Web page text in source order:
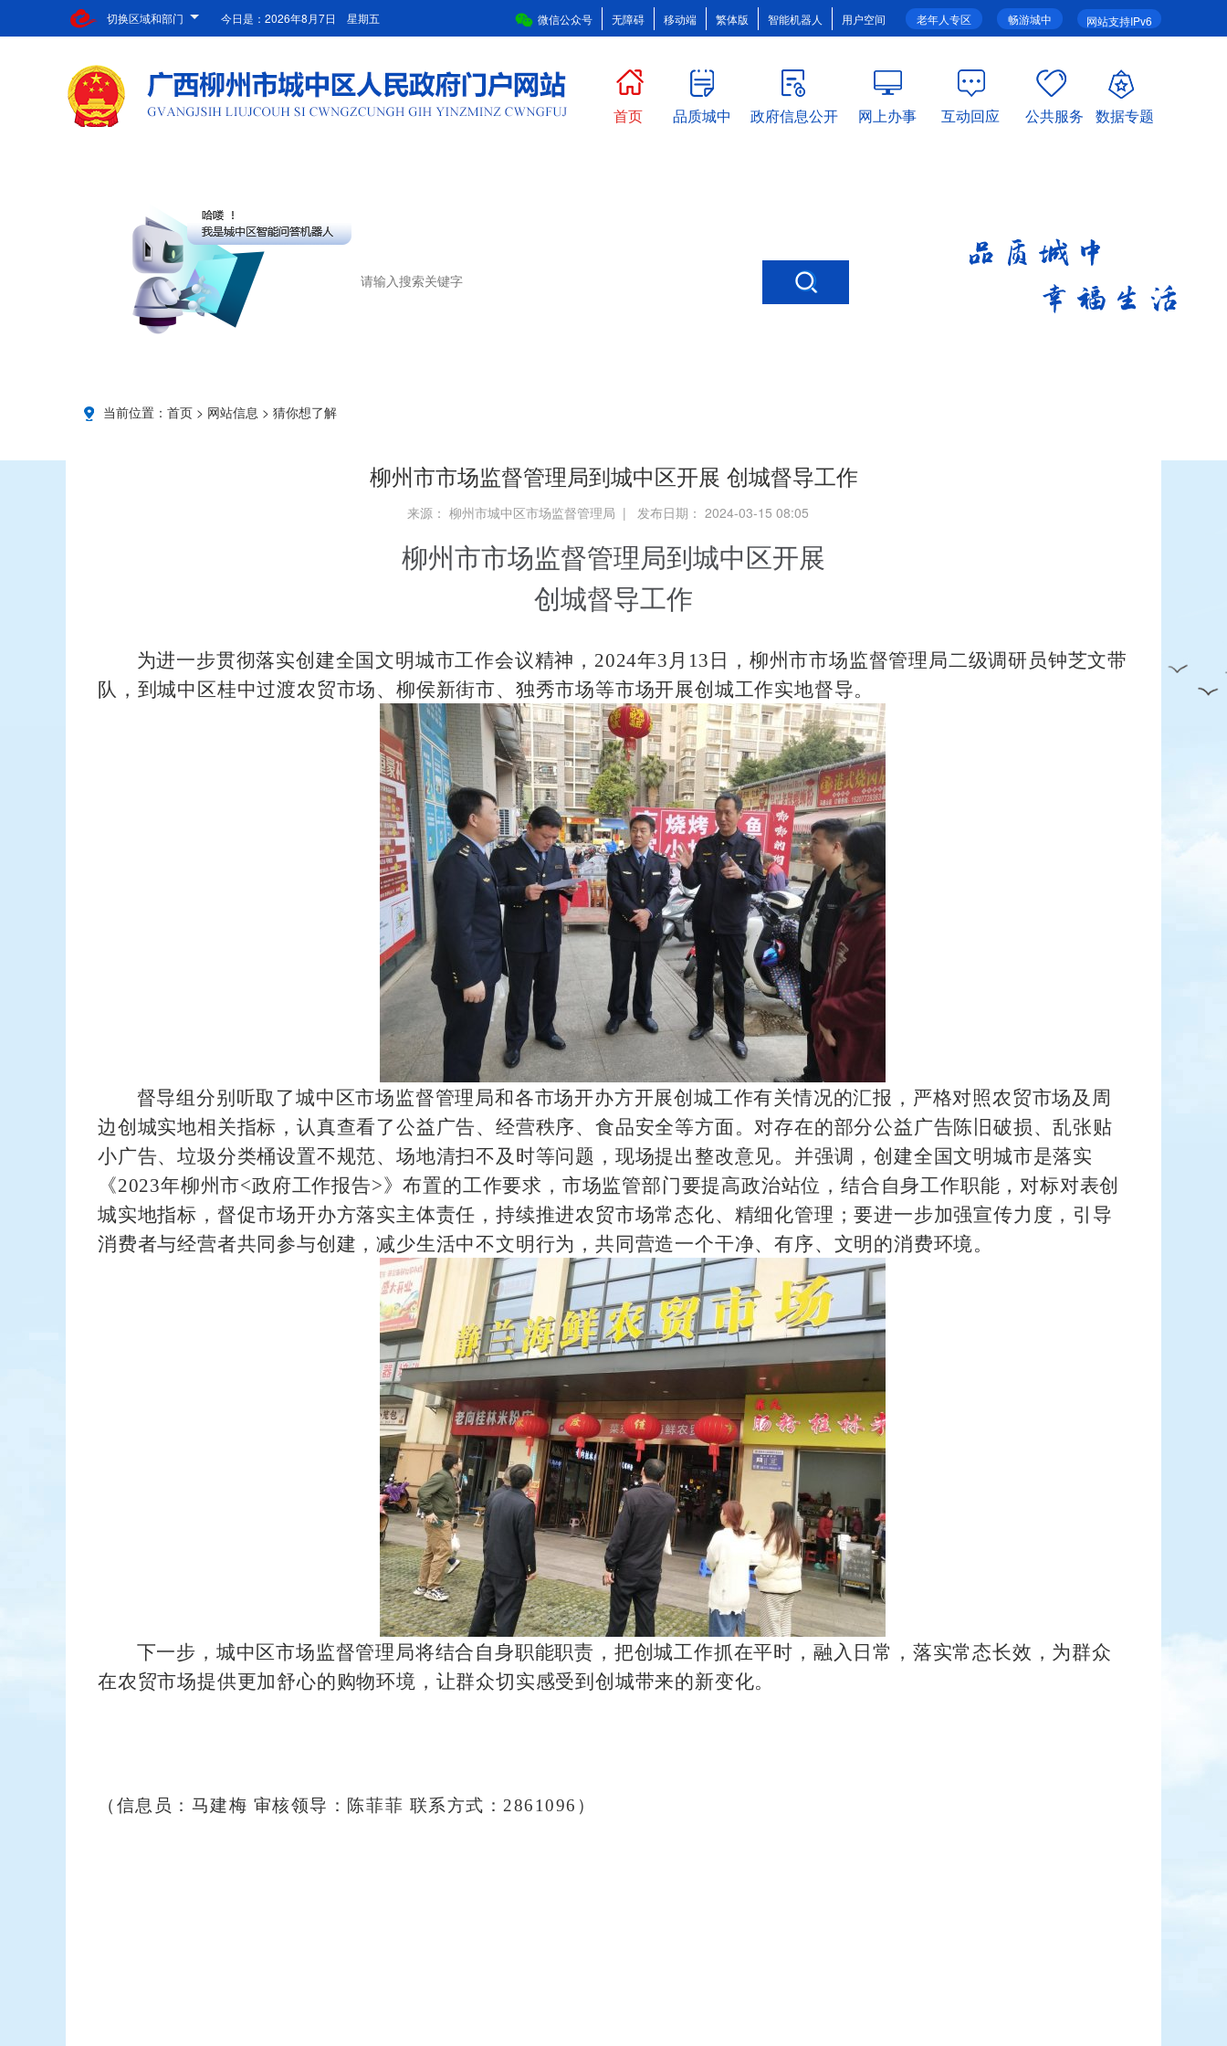
切换区域和部门 网站支持IPv6
畅游城中
老年人专区
微信公众号 无障碍 移动端 繁体版 智能机器人 用户空间
今日是： 2026年8月7日 星期五
首页 品质城中 政府信息公开 网上办事 互动回应 公共服务 数据专题
当前位置： 首页 > 网站信息 > 猜你想了解
柳州市市场监督管理局到城中区开展 创城督导工作
来源： 柳州市城中区市场监督管理局 | 发布日期： 2024-03-15 08:05
柳州市市场监督管理局到城中区开展
创城督导工作
为进一步贯彻落实创建全国文明城市工作会议精神，2024年3月13日，柳州市市场监督管理局二级调研员钟芝文带
队，到城中区桂中过渡农贸市场、柳侯新街市、独秀市场等市场开展创城工作实地督导。
督导组分别听取了城中区市场监督管理局和各市场开办方开展创城工作有关情况的汇报，严格对照农贸市场及周
边创城实地相关指标，认真查看了公益广告、经营秩序、食品安全等方面。对存在的部分公益广告陈旧破损、乱张贴
小广告、垃圾分类桶设置不规范、场地清扫不及时等问题，现场提出整改意见。并强调，创建全国文明城市是落实
《2023年柳州市<政府工作报告>》布置的工作要求，市场监管部门要提高政治站位，结合自身工作职能，对标对表创
城实地指标，督促市场开办方落实主体责任，持续推进农贸市场常态化、精细化管理；要进一步加强宣传力度，引导
消费者与经营者共同参与创建，减少生活中不文明行为，共同营造一个干净、有序、文明的消费环境。
下一步，城中区市场监督管理局将结合自身职能职责，把创城工作抓在平时，融入日常，落实常态长效，为群众
在农贸市场提供更加舒心的购物环境，让群众切实感受到创城带来的新变化。
（信息员：马建梅 审核领导：陈菲菲 联系方式：2861096）